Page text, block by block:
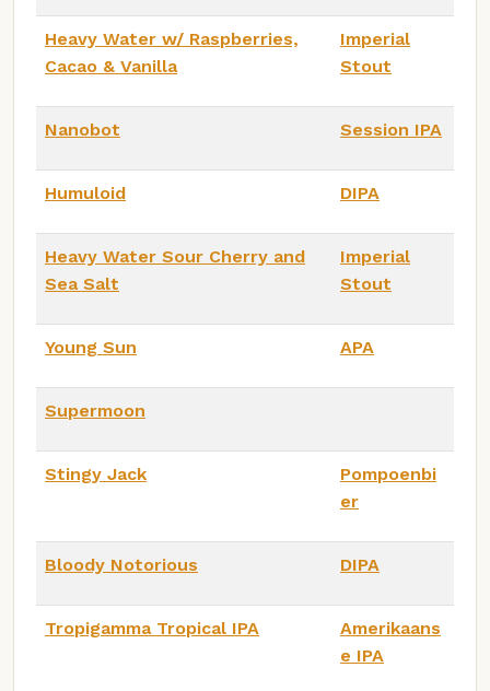
Heavy Water w/ Raspberries,
Cacao & Vanilla
Imperial
Stout
Nanobot Session IPA
Humuloid DIPA
Heavy Water Sour Cherry and
Sea Salt
Imperial
Stout
Young Sun APA
Supermoon
Stingy Jack
Pompoenbi
er
Bloody Notorious DIPA
Tropigamma Tropical IPA
Amerikaans
e IPA